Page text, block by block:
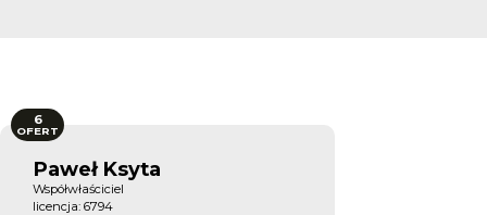
Paweł Ksyta
Współwłaściciel
licencja: 6794
6
OFERT